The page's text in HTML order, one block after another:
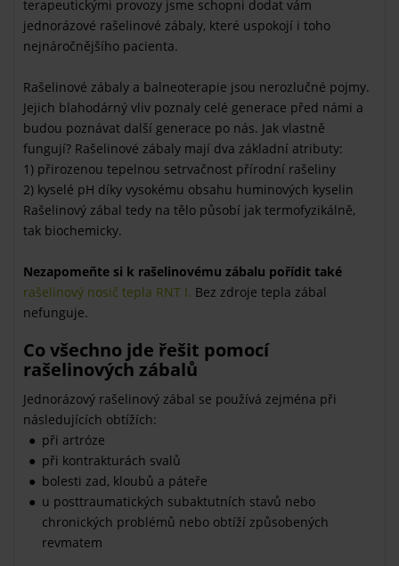
terapeutickými provozy jsme schopni dodat vám
jednorázové rašelinové zábaly, které uspokojí i toho
nejnáročnějšího pacienta.
Rašelinové zábaly a balneoterapie jsou nerozlučné pojmy.
Jejich blahodárný vliv poznaly celé generace před námi a
budou poznávat další generace po nás. Jak vlastně
fungují? Rašelinové zábaly mají dva základní atributy:
1) přirozenou tepelnou setrvačnost přírodní rašeliny
2) kyselé pH díky vysokému obsahu huminových kyselin
Rašelinový zábal tedy na tělo působí jak termofyzikálně,
tak biochemicky.
Nezapomeňte si k rašelinovému zábalu pořídit také
rašelinový nosič tepla RNT I. Bez zdroje tepla zábal
nefunguje.
Co všechno jde řešit pomocí
rašelinových zábalů
Jednorázový rašelinový zábal se používá zejména při
následujících obtížích:
při artróze
při kontrakturách svalů
bolesti zad, kloubů a páteře
u posttraumatických subaktutních stavů nebo
chronických problémů nebo obtíží způsobených
revmatem